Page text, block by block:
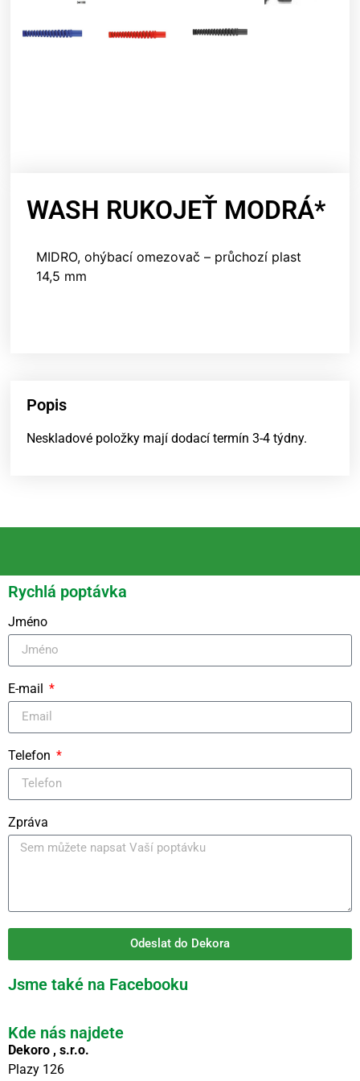
WASH RUKOJEŤ MODRÁ*
MIDRO, ohýbací omezovač – průchozí plast
14,5 mm
Popis
Neskladové položky mají dodací termín 3-4 týdny.
Rychlá poptávka
Jméno
E-mail
Telefon
Zpráva
Odeslat do Dekora
Jsme také na Facebooku
Kde nás najdete
Dekoro , s.r.o.
Plazy 126